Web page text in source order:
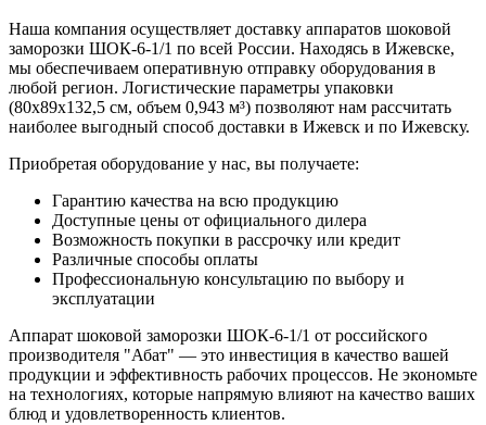
Наша компания осуществляет доставку аппаратов шоковой
заморозки ШОК-6-1/1 по всей России. Находясь в Ижевске,
мы обеспечиваем оперативную отправку оборудования в
любой регион. Логистические параметры упаковки
(80x89x132,5 см, объем 0,943 м³) позволяют нам рассчитать
наиболее выгодный способ доставки в Ижевск и по Ижевску.
Приобретая оборудование у нас, вы получаете:
Гарантию качества на всю продукцию
Доступные цены от официального дилера
Возможность покупки в рассрочку или кредит
Различные способы оплаты
Профессиональную консультацию по выбору и
эксплуатации
Аппарат шоковой заморозки ШОК-6-1/1 от российского
производителя "Абат" — это инвестиция в качество вашей
продукции и эффективность рабочих процессов. Не экономьте
на технологиях, которые напрямую влияют на качество ваших
блюд и удовлетворенность клиентов.